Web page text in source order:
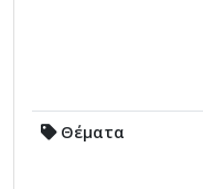
Θέματα